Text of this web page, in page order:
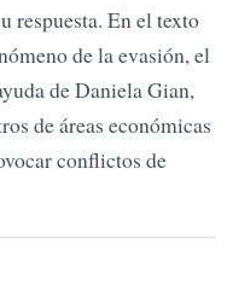
respuesta. En el texto
de la evasión, el
de Daniela Gian,
de áreas económicas
conflictos de